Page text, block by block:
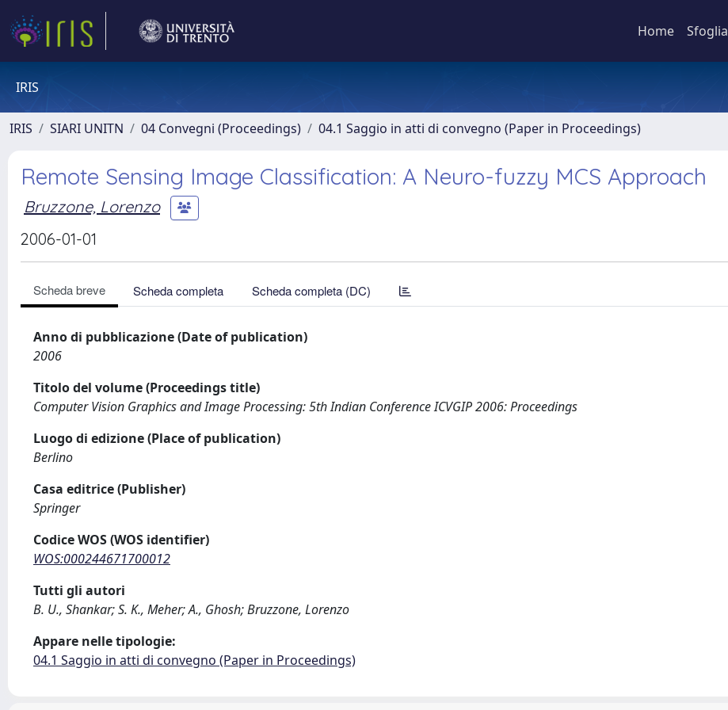
Home Sfoglia
IRIS
IRIS SIARI UNITN 04 Convegni (Proceedings) 04.1 Saggio in atti di convegno (Paper in Proceedings)
Remote Sensing Image Classification: A Neuro-fuzzy MCS Approach
Bruzzone, Lorenzo
2006-01-01
Scheda breve Scheda completa Scheda completa (DC)
Anno di pubblicazione (Date of publication)
2006
Titolo del volume (Proceedings title)
Computer Vision Graphics and Image Processing: 5th Indian Conference ICVGIP 2006: Proceedings
Luogo di edizione (Place of publication)
Berlino
Casa editrice (Publisher)
Springer
Codice WOS (WOS identifier)
WOS:000244671700012
Tutti gli autori
B. U., Shankar; S. K., Meher; A., Ghosh; Bruzzone, Lorenzo
Appare nelle tipologie:
04.1 Saggio in atti di convegno (Paper in Proceedings)